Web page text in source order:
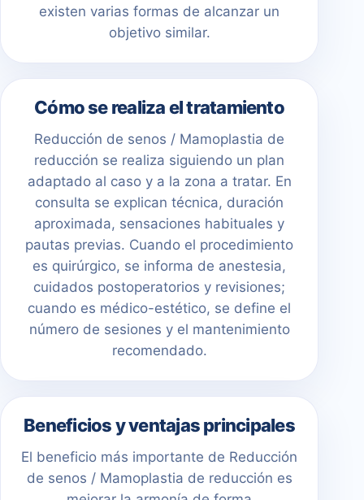
existen varias formas de alcanzar un
objetivo similar.
Cómo se realiza el tratamiento
Reducción de senos / Mamoplastia de
reducción se realiza siguiendo un plan
adaptado al caso y a la zona a tratar. En
consulta se explican técnica, duración
aproximada, sensaciones habituales y
pautas previas. Cuando el procedimiento
es quirúrgico, se informa de anestesia,
cuidados postoperatorios y revisiones;
cuando es médico-estético, se define el
número de sesiones y el mantenimiento
recomendado.
Beneficios y ventajas principales
El beneficio más importante de Reducción
de senos / Mamoplastia de reducción es